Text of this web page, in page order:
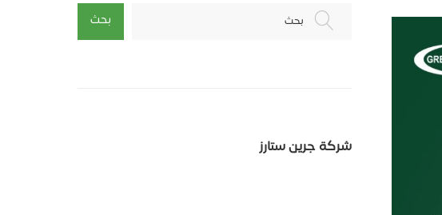
بحث بحث
شركة جرين ستارز